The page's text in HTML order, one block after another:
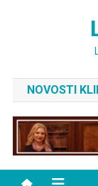
NOVOSTI